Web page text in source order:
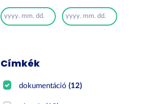
Címkék
dokumentáció(12)